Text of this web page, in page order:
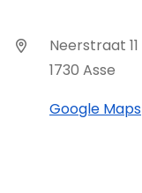
Neerstraat 11
1730 Asse
Google Maps